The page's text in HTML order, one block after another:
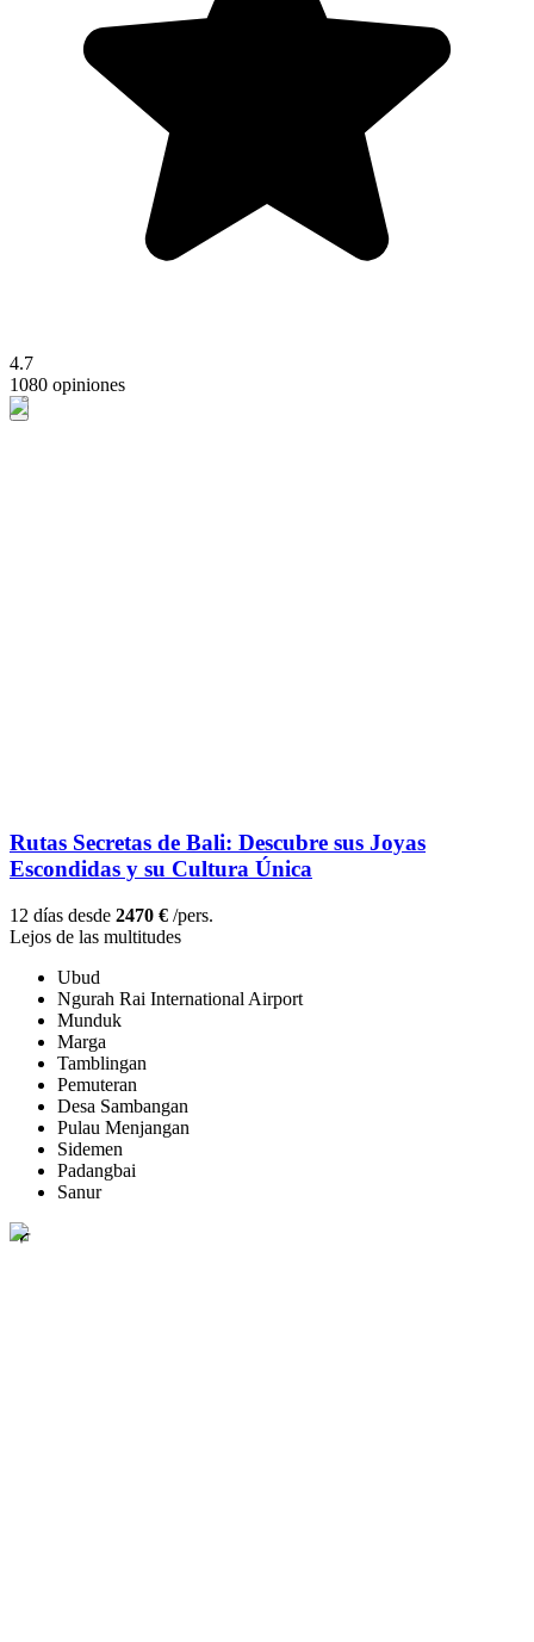
4.7
1080 opiniones
Rutas Secretas de Bali: Descubre sus Joyas
Escondidas y su Cultura Única
12 días desde 2470 € /pers.
Lejos de las multitudes
Ubud
Ngurah Rai International Airport
Munduk
Marga
Tamblingan
Pemuteran
Desa Sambangan
Pulau Menjangan
Sidemen
Padangbai
Sanur